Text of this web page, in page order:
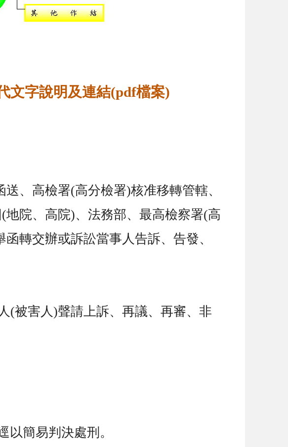
文字說明及連結(pdf檔案)
送、高檢署(高分檢署)核准移轉管轄、
(地院、高院)、法務部、最高檢察署(高
轉交辦或訴訟當事人告訴、告發、
(被害人)聲請上訴、再議、再審、非
以簡易判決處刑。